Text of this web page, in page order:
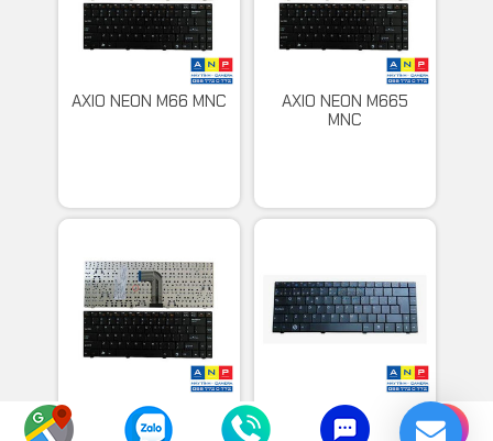
AXIO NEON M66 MNC
AXIO NEON M665
MNC
AXIO NEON M661 MNC Bàn Phím M84